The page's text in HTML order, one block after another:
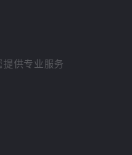
供专业服务